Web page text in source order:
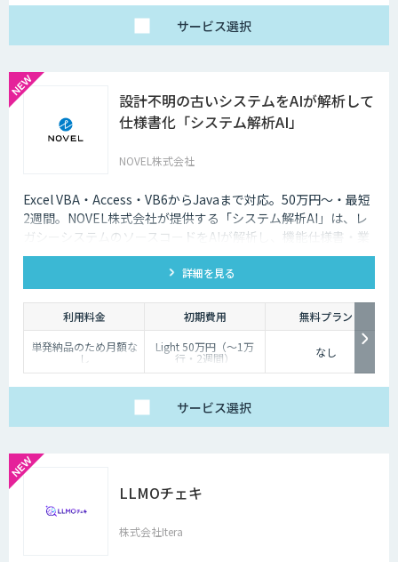
サービス選択
設計不明の古いシステムをAIが解析して
仕様書化「システム解析AI」
NOVEL株式会社
Excel VBA・Access・VB6からJavaまで対応。50万円〜・最短
2週間。NOVEL株式会社が提供する「システム解析AI」は、レ
ガシーシステムのソースコードをAIが解析し、機能仕様書・業
務フローをWordで納品するサービスです。
詳細を見る
利用料金 初期費用
無料プラン
単発納品のため月額な
し
Light 50万円（〜1万
行・2週間）
Standard 100万円（〜
（5万行超・1〜2ヶ
月）（税別）
なし
サービス選択
LLMOチェキ
株式会社Itera